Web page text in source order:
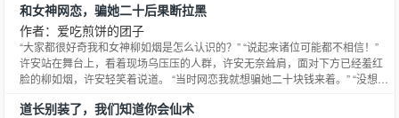
恭喜宿主，消耗一枚手榴弹，返还一百枚手榴弹……” “叮！恭喜宿主，消耗一
万发三八大盖子弹成就已达成，奖励一百支全新三
和女神网恋，骗她二十后果断拉黑
作者：爱吃煎饼的团子
“大家都很好奇我和女神柳如烟是怎么认识的？” “说起来诸位可能都不相信！”
许安站在舞台上，看着现场乌压压的人群，许安无奈耸肩，面对下方已经羞红
脸的柳如烟，许安轻笑着说道。 “当时网恋我就想骗她二十块钱来着。” “没想到
道长别装了，我们知道你会仙术